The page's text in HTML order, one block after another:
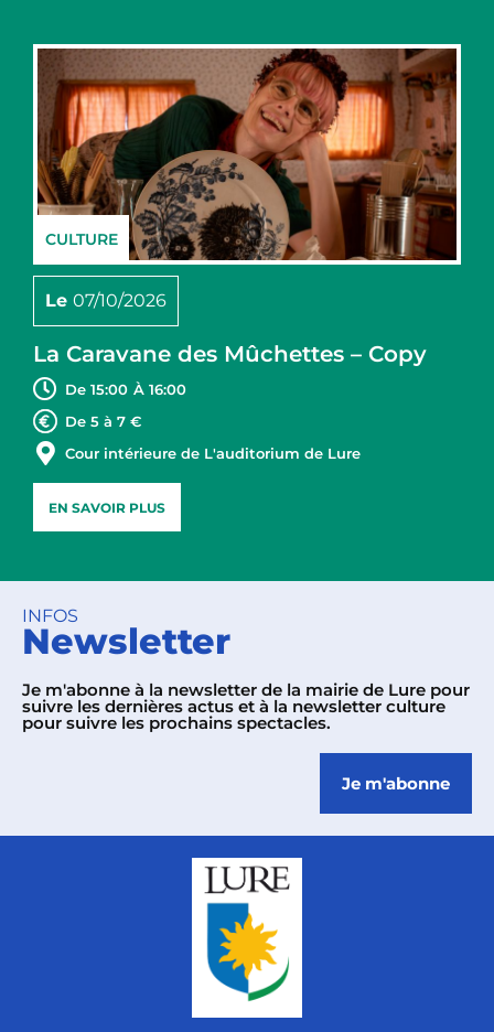
CULTURE
Le 07/10/2026
La Caravane des Mûchettes – Copy
De 15:00 À 16:00
De 5 à 7 €
Cour intérieure de L'auditorium de Lure
EN SAVOIR PLUS
INFOS
Newsletter
Je m'abonne à la newsletter de la mairie de Lure pour
suivre les dernières actus et à la newsletter culture
pour suivre les prochains spectacles.
Je m'abonne